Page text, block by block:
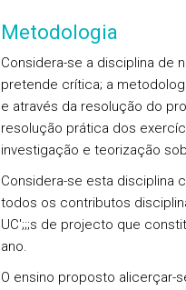
Metodologia
Considera-se a disciplina de
pretende crítica; a
e através da resolução do
resolução prática dos
investigação e teorização
Considera-se esta disciplina
todos os contributos
UC';;;s de projecto que
ano.
O ensino proposto alicerçar-